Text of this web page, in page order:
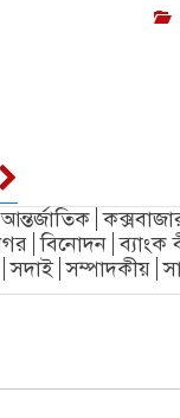
আন্তর্জাতিক
বিনোদন ব্যাংক
সদাই সম্পাদকীয়